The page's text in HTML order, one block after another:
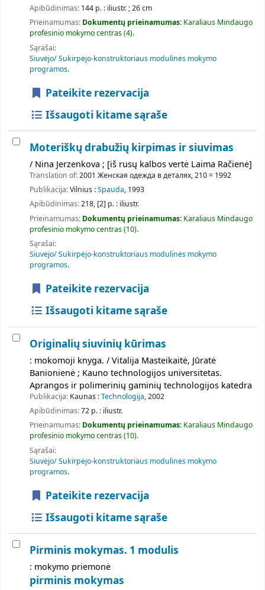
Apibūdinimas: 144 p. : iliustr. ; 26 cm
Prieinamumas: Dokumentų prieinamumas: Karaliaus Mindaugo
profesinio mokymo centras(4).
Sąrašai:
Siuvėjo/ Sukirpėjo-konstruktoriaus modulinės mokymo
programos.
Pateikite rezervacija
Išsaugoti kitame sąraše
Moteriškų drabužių kirpimas ir siuvimas
/ Nina Jerzenkova ; [iš rusų kalbos vertė Laima Račienė]
Translation of:2001 Женская одежда в деталях, 210 = 1992
Publikacija:Vilnius :Spauda, 1993
Apibūdinimas:218, [2] p. : iliustr.
Prieinamumas: Dokumentų prieinamumas: Karaliaus Mindaugo
profesinio mokymo centras(10).
Sąrašai:
Siuvėjo/ Sukirpėjo-konstruktoriaus modulinės mokymo
programos.
Pateikite rezervacija
Išsaugoti kitame sąraše
Originalių siuvinių kūrimas
: mokomoji knyga. / Vitalija Masteikaitė, Jūratė
Banionienė ; Kauno technologijos universitetas.
Aprangos ir polimerinių gaminių technologijos katedra
Publikacija: Kaunas :Technologija, 2002
Apibūdinimas:72 p. : iliustr.
Prieinamumas: Dokumentų prieinamumas: Karaliaus Mindaugo
profesinio mokymo centras(10).
Sąrašai:
Siuvėjo/ Sukirpėjo-konstruktoriaus modulinės mokymo
programos.
Pateikite rezervacija
Išsaugoti kitame sąraše
Pirminis mokymas. 1 modulis
: mokymo priemonė
pirminis mokymas